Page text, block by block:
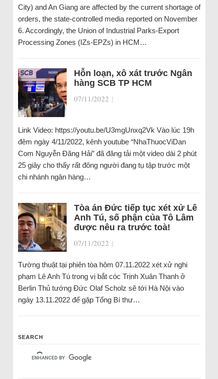
City) and An Giang are affected by the current shortage of
orders, the state-controlled media reported on November
6. Accordingly, the Union of Industrial Parks-Export
Processing Zones (IZs-EPZs) in HCM…
Hỗn loạn, xô xát trước Ngân
hàng SCB TP HCM
07/11/2022 |
Link Video: https://youtu.be/U3mgUnxq2Vk Vào lúc 19h
đêm ngày 4/11/2022, kênh youtube “NhaThuocViDan
Com Nguyễn Đăng Hải” đã đăng tải một video dài 2 phút
25 giây cho thấy rất đông người đang tụ tập trước một
chi nhánh ngân hàng…
Tòa án Đức tiếp tục xét xử Lê
Anh Tú, số phận của Tô Lâm
được nêu ra trước toà!
07/11/2022 |
Tường thuật tại phiên tòa hôm 07.11.2022 xét xử nghi
phạm Lê Anh Tú trong vị bắt cóc Trịnh Xuân Thanh ở
Berlin Thủ tướng Đức Olaf Scholz sẽ tới Hà Nội vào
ngày 13.11.2022 để gặp Tổng Bí thư…
SEARCH